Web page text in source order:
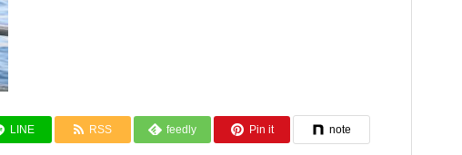
LINE RSS feedly Pin it note